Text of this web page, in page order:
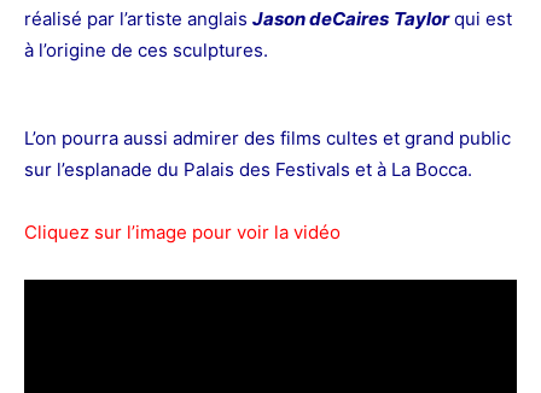
réalisé par l’artiste anglais Jason deCaires Taylorqui est
à l’origine de ces sculptures.
L’on pourra aussi admirer des films cultes et grand public
sur l’esplanade du Palais des Festivals et à La Bocca.
Cliquez sur l’image pour voir la vidéo